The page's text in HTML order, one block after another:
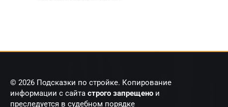
© 2026 Подсказки по стройке. Копирование
информации с сайта строго запрещено и
преследуется в судебном порядке